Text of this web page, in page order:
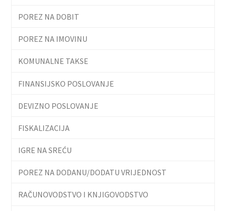
POREZ NA DOBIT
POREZ NA IMOVINU
KOMUNALNE TAKSE
FINANSIJSKO POSLOVANJE
DEVIZNO POSLOVANJE
FISKALIZACIJA
IGRE NA SREĆU
POREZ NA DODANU/DODATU VRIJEDNOST
RAČUNOVODSTVO I KNJIGOVODSTVO